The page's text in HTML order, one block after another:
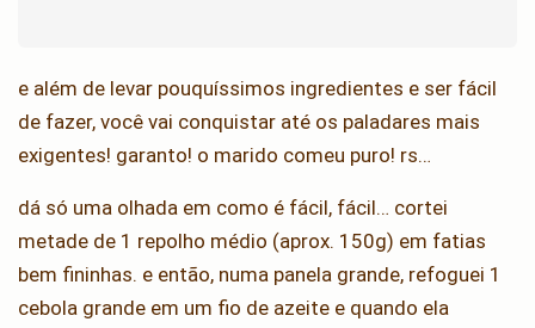
e além de levar pouquíssimos ingredientes e ser fácil
de fazer, você vai conquistar até os paladares mais
exigentes! garanto! o marido comeu puro! rs…
dá só uma olhada em como é fácil, fácil… cortei
metade de 1 repolho médio (aprox. 150g) em fatias
bem fininhas. e então, numa panela grande, refoguei 1
cebola grande em um fio de azeite e quando ela